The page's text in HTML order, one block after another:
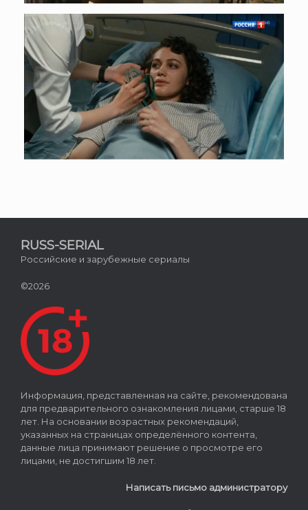
RUSS-SERIAL
Российские и зарубежные сериалы
©2026
Информация, представленная на сайте, рекомендована
для предварительного ознакомления лицами, старше 18
лет. На основании возрастных рекомендаций,
указанных на страницах определённого контента,
данные лица принимают решение о просмотре его
лицами, не достигшим 18 лет.
Написать письмо администратору